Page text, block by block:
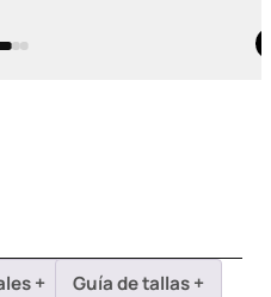
Guía de tallas